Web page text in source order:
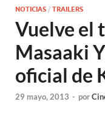
NOTICIAS / TRAILERS
Vuelve el
Masaaki
oficial de
29 mayo, 2013 - por